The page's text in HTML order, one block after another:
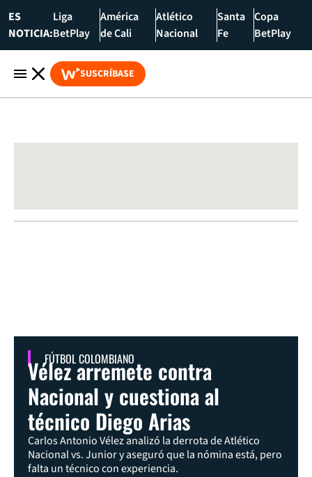
ES
NOTICIA:
Liga
BetPlay
América
de Cali
Atlético
Nacional
Santa
Fe
Copa
BetPlay
SUSCRÍBASE
FÚTBOL COLOMBIANO
Vélez arremete contra
Nacional y cuestiona al
técnico Diego Arias
Carlos Antonio Vélez analizó la derrota de Atlético
Nacional vs. Junior y aseguró que la nómina está, pero
falta un técnico con experiencia.